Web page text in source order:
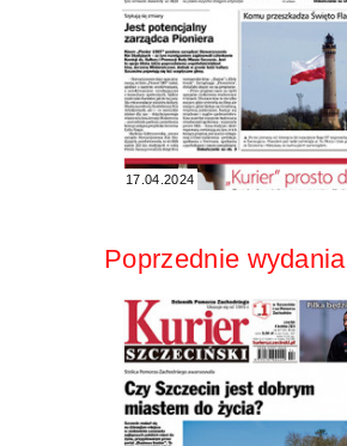
17.04.2024
Poprzednie wydania